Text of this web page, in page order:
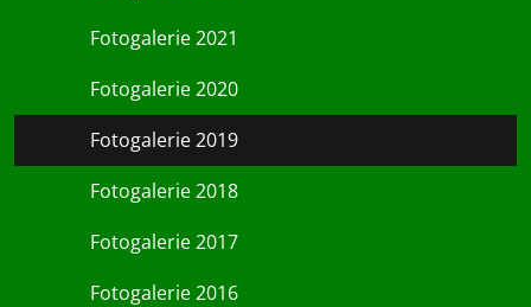
Fotogalerie 2021
Fotogalerie 2020
Fotogalerie 2019
Fotogalerie 2018
Fotogalerie 2017
Fotogalerie 2016